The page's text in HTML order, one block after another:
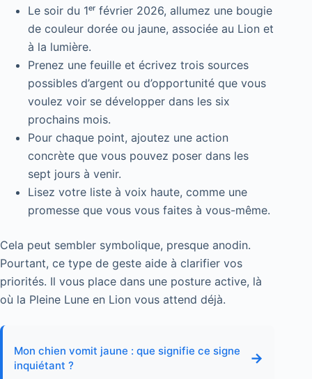
Le soir du 1ᵉʳ février 2026, allumez une bougie
de couleur dorée ou jaune, associée au Lion et
à la lumière.
Prenez une feuille et écrivez trois sources
possibles d’argent ou d’opportunité que vous
voulez voir se développer dans les six
prochains mois.
Pour chaque point, ajoutez une action
concrète que vous pouvez poser dans les
sept jours à venir.
Lisez votre liste à voix haute, comme une
promesse que vous vous faites à vous-même.
Cela peut sembler symbolique, presque anodin.
Pourtant, ce type de geste aide à clarifier vos
priorités. Il vous place dans une posture active, là
où la Pleine Lune en Lion vous attend déjà.
Mon chien vomit jaune : que signifie ce signe
inquiétant ?
→